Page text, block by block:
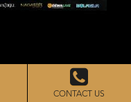
28 Desember
CONTACT US